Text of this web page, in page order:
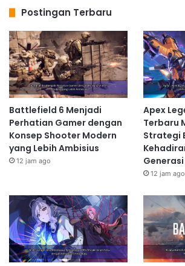
Postingan Terbaru
Battlefield 6 Menjadi
Perhatian Gamer dengan
Konsep Shooter Modern
yang Lebih Ambisius
12 jam ago
Apex
Terbaru
Strategi
12 jam ago